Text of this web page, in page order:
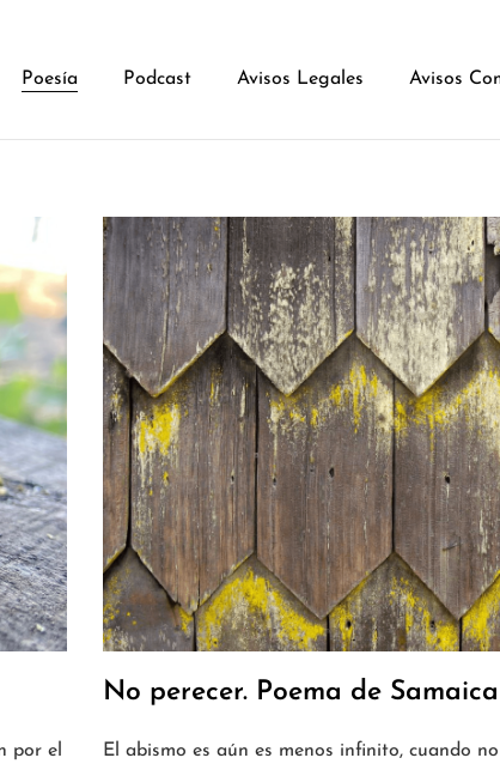
Poesía Podcast Avisos Legales Avisos
por el
No perecer. Poema de
El abismo es aún es menos infinito, cuando